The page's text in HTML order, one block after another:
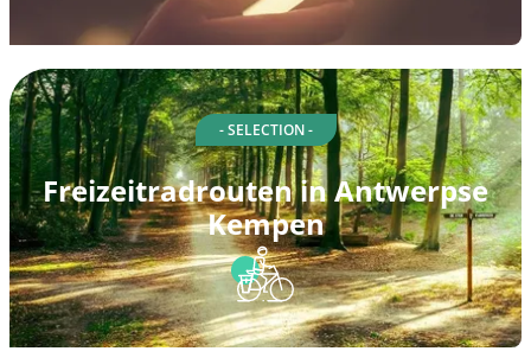
- SELECTION -
Freizeitradrouten in Antwerpse
Kempen